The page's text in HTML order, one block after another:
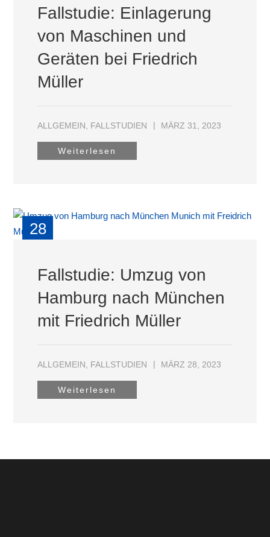
Fallstudie: Einlagerung
von Maschinen und
Geräten bei Friedrich
Müller
ALLGEMEIN FALLSTUDIEN MÄRZ 31, 2023
Weiterlesen
28
Fallstudie: Umzug von
Hamburg nach München
mit Friedrich Müller
ALLGEMEIN FALLSTUDIEN MÄRZ 28, 2023
Weiterlesen